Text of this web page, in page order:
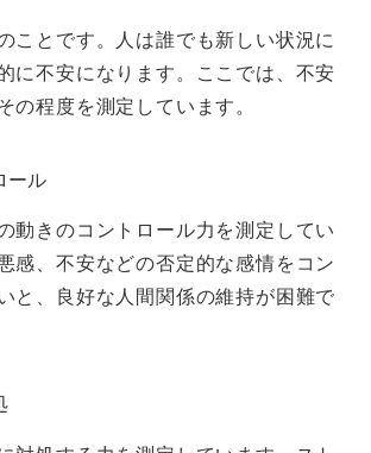
ことです。人は誰でも新しい状況に
に不安になります。ここでは、不安
の程度を測定しています。
ール
動きのコントロール力を測定してい
感、不安などの否定的な感情をコン
と、良好な人間関係の維持が困難で